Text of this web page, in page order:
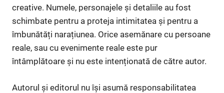
creative. Numele, personajele și detaliile au fost
schimbate pentru a proteja intimitatea și pentru a
îmbunătăți narațiunea. Orice asemănare cu persoane
reale, sau cu evenimente reale este pur
întâmplătoare și nu este intenționată de către autor.
Autorul și editorul nu își asumă responsabilitatea